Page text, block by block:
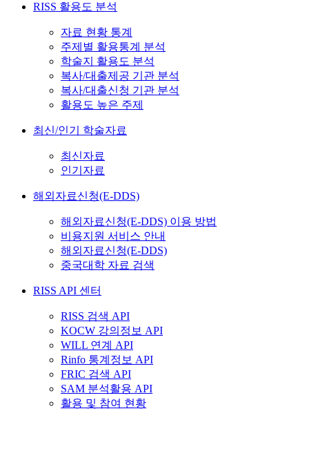
RISS 활용도 분석
자료 현황 통계
주제별 활용통계 분석
학술지 활용도 분석
복사/대출제공 기관 분석
복사/대출신청 기관 분석
활용도 높은 주제
최신/인기 학술자료
최신자료
인기자료
해외자료신청(E-DDS)
해외자료신청(E-DDS) 이용 방법
비용지원 서비스 안내
해외자료신청(E-DDS)
중국대학 자료 검색
RISS API 센터
RISS 검색 API
KOCW 강의정보 API
WILL 연계 API
Rinfo 통계정보 API
FRIC 검색 API
SAM 분석활용 API
활용 및 참여 현황